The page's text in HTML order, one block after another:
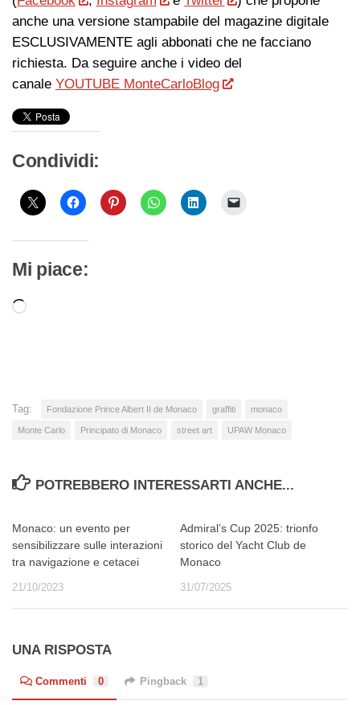
anche una versione stampabile del magazine digitale
ESCLUSIVAMENTE agli abbonati che ne facciano
richiesta. Da seguire anche i video del
canale YOUTUBE MonteCarloBlog
Condividi:
Mi piace:
Caricamento
Tag: Fondazione Prince Albert II de Monaco graffiti monaco
Monte Carlo Principato di Monaco street art UPAW Monaco
POTREBBERO INTERESSARTI ANCHE...
Monaco: un evento per
sensibilizzare sulle interazioni
tra navigazione e cetacei
21/10/2023
Admiral’s Cup 2025: trionfo
storico del Yacht Club de
Monaco
31/07/2025
UNA RISPOSTA
Commenti 0 Pingback 1